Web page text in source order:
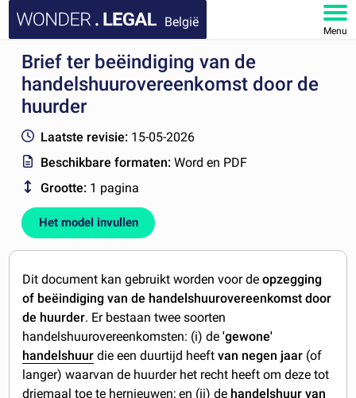
België
Menu
HOME
DOCUMENTEN
FAQ
MIJN ACCOUNT
Brief ter beëindiging van de
handelshuurovereenkomst door de
huurder
Laatste revisie: 15-05-2026
Beschikbare formaten:Word en PDF
Grootte: 1 pagina
Het model invullen
Dit document kan gebruikt worden voor de opzegging
of beëindiging van de handelshuurovereenkomst door
de huurder. Er bestaan twee soorten
handelshuurovereenkomsten: (i) de'gewone'
handelshuur die een duurtijd heeftvan negen jaar (of
langer) waarvan de huurder het recht heeft om deze tot
driemaal toe te hernieuwen; en (ii) de handelshuur van